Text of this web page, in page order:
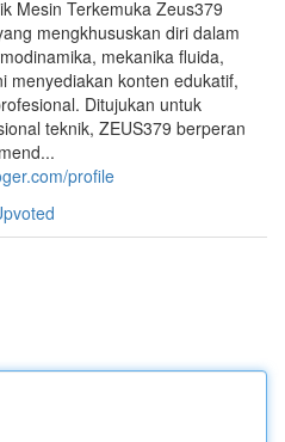
Mesin Terkemuka Zeus379
mengkhususkan diri dalam
mekanika fluida,
menyediakan konten edukatif,
Ditujukan untuk
teknik, ZEUS379 berperan
profile